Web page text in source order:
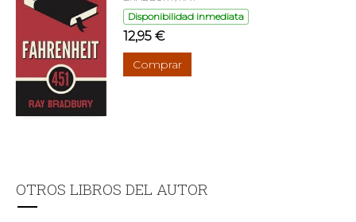
Disponibilidad inmediata
12,95 €
Comprar
OTROS LIBROS DEL AUTOR